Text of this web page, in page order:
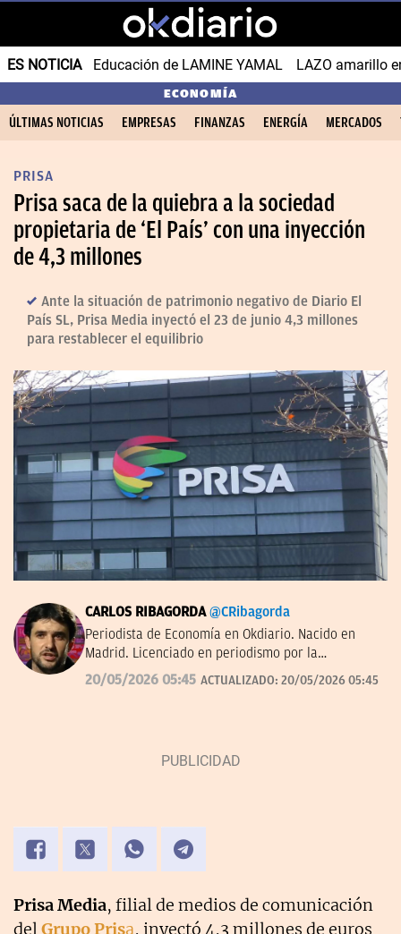
ES NOTICIA Educación de LAMINE YAMAL LAZO amarillo
ECONOMÍA
ÚLTIMAS NOTICIAS EMPRESAS FINANZAS ENERGÍA MERCADOS
PRISA
Prisa saca de la quiebra a la sociedad
propietaria de ‘El País’ con una inyección
de 4,3 millones
Ante la situación de patrimonio negativo de Diario El
País SL, Prisa Media inyectó el 23 de junio 4,3 millones
para restablecer el equilibrio
CARLOS RIBAGORDA @CRibagorda
Periodista de Economía en Okdiario. Nacido en
Madrid. Licenciado en periodismo por la
Universidad Complutense.
20/05/2026 05:45 ACTUALIZADO: 20/05/2026 05:45
Prisa Media, filial de medios de comunicación
delGrupo Prisa, inyectó 4,3 millones de euros